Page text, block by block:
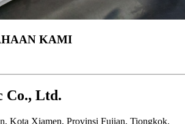
KAMI
Co., Ltd.
Kota Xiamen, Provinsi Fujian, Tiongkok.